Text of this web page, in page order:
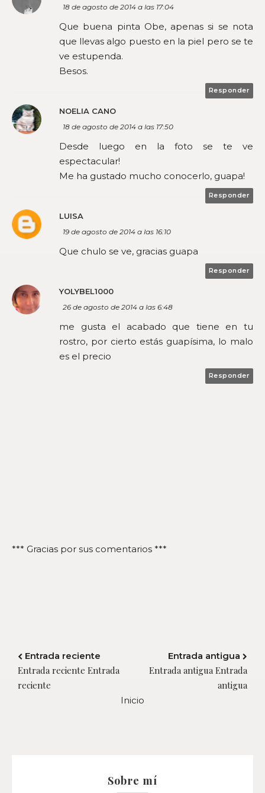
18 de agosto de 2014 a las 17:04
Que buena pinta Obe, apenas si se nota
que llevas algo puesto en la piel pero se te
ve estupenda.
Besos.
Responder
NOELIA CANO
18 de agosto de 2014 a las 17:50
Desde luego en la foto se te ve
espectacular!
Me ha gustado mucho conocerlo, guapa!
Responder
LUISA
19 de agosto de 2014 a las 16:10
Que chulo se ve, gracias guapa
Responder
YOLYBEL1000
26 de agosto de 2014 a las 6:48
me gusta el acabado que tiene en tu
rostro, por cierto estás guapísima, lo malo
es el precio
Responder
*** Gracias por sus comentarios ***
Entrada reciente
Entrada reciente Entrada
reciente
Entrada antigua
Entrada antigua Entrada
antigua
Inicio
Sobre mí